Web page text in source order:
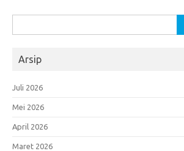
untuk:
Arsip
Juli 2026
Mei 2026
April 2026
Maret 2026